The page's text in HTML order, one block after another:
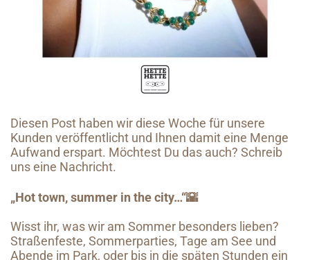
Diesen Post haben wir diese Woche für unsere
Kunden veröffentlicht und Ihnen damit eine Menge
Aufwand erspart. Möchtest Du das auch? Schreib
uns eine Nachricht.
„Hot town, summer in the city…“🌇
Wisst ihr, was wir am Sommer besonders lieben?
Straßenfeste, Sommerparties, Tage am See und
Abende im Park, oder bis in die späten Stunden ein